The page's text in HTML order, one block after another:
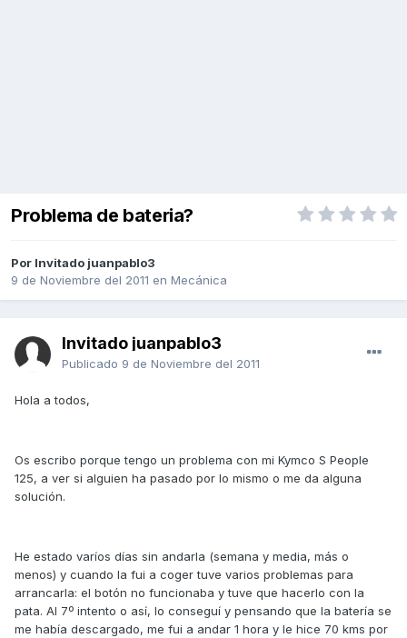
Problema de bateria?
Por Invitado juanpablo3
9 de Noviembre del 2011 en Mecánica
Invitado juanpablo3
Publicado 9 de Noviembre del 2011
Hola a todos,
Os escribo porque tengo un problema con mi Kymco S People
125, a ver si alguien ha pasado por lo mismo o me da alguna
solución.
He estado varíos días sin andarla (semana y media, más o
menos) y cuando la fui a coger tuve varios problemas para
arrancarla: el botón no funcionaba y tuve que hacerlo con la
pata. Al 7º intento o así, lo conseguí y pensando que la batería se
me había descargado, me fui a andar 1 hora y le hice 70 kms por